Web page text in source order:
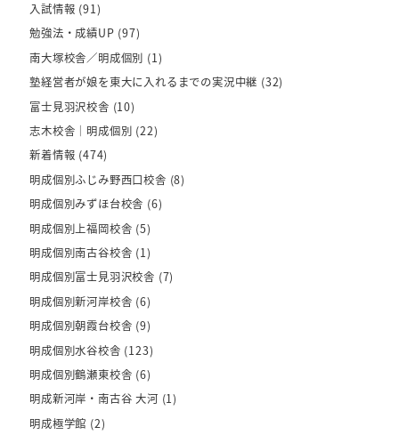
入試情報 (91)
勉強法・成績UP (97)
南大塚校舎／明成個別 (1)
塾経営者が娘を東大に入れるまでの実況中継 (32)
富士見羽沢校舎 (10)
志木校舎｜明成個別 (22)
新着情報 (474)
明成個別ふじみ野西口校舎 (8)
明成個別みずほ台校舎 (6)
明成個別上福岡校舎 (5)
明成個別南古谷校舎 (1)
明成個別富士見羽沢校舎 (7)
明成個別新河岸校舎 (6)
明成個別朝霞台校舎 (9)
明成個別水谷校舎 (123)
明成個別鶴瀬東校舎 (6)
明成新河岸・南古谷 大河 (1)
明成極学館 (2)